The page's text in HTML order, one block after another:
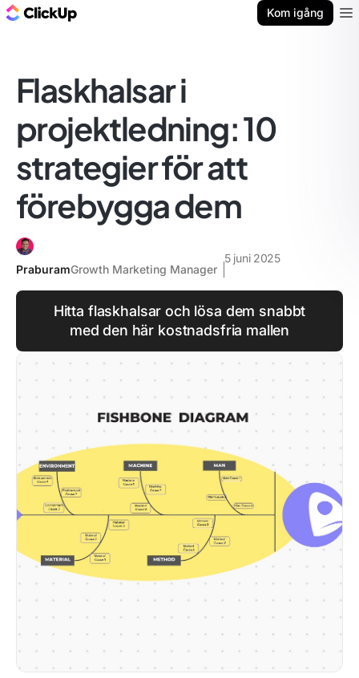
Kom igång
Flaskhalsar i
projektledning: 10
strategier för att
förebygga dem
PraburamGrowth Marketing Manager
5 juni 2025
Hitta flaskhalsar och lösa dem snabbt
med den här kostnadsfria mallen